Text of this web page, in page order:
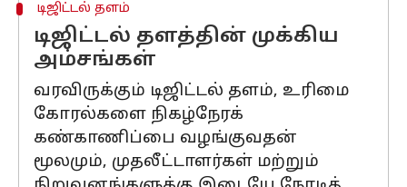
டிஜிட்டல் தளம்
டிஜிட்டல் தளத்தின் முக்கிய
அம்சங்கள்
வரவிருக்கும் டிஜிட்டல் தளம், உரிமை
கோரல்களை நிகழ்நேரக்
கண்காணிப்பை வழங்குவதன்
மூலமும், முதலீட்டாளர்கள் மற்றும்